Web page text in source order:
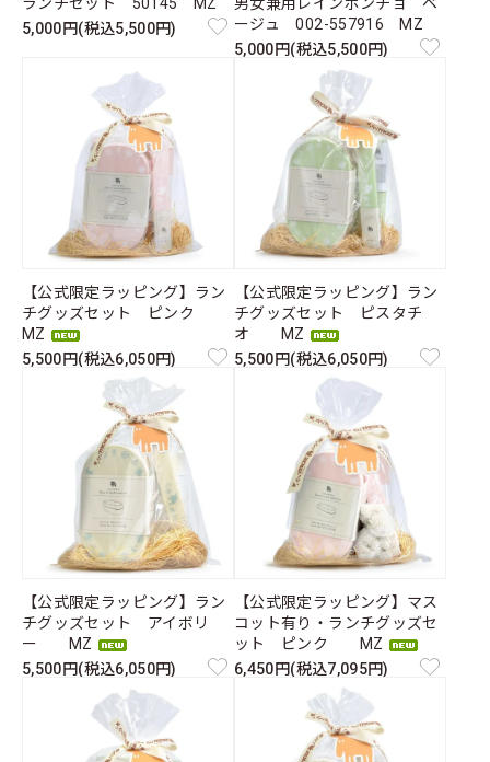
5,000円(税込5,500円)
ージュ 002-557916 MZ
5,000円(税込5,500円)
【公式限定ラッピング】ラン
チグッズセット ピンク
MZ
5,500円(税込6,050円)
【公式限定ラッピング】ラン
チグッズセット ピスタチ
オ MZ
5,500円(税込6,050円)
【公式限定ラッピング】ラン
チグッズセット アイボリ
ー MZ
5,500円(税込6,050円)
【公式限定ラッピング】マス
コット有り・ランチグッズセ
ット ピンク MZ
6,450円(税込7,095円)